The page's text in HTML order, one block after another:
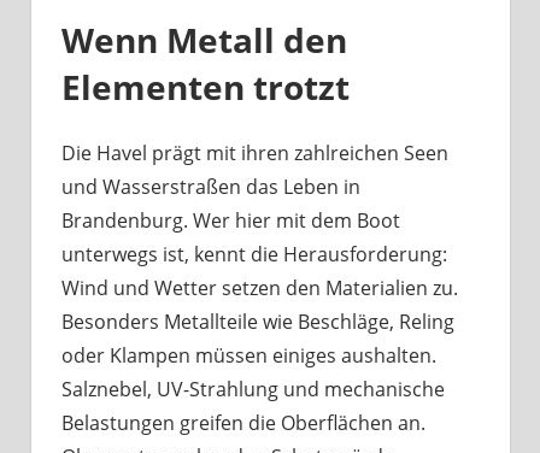
mit
tun?
Wenn Metall den
Elementen trotzt
Die Havel prägt mit ihren zahlreichen Seen
und Wasserstraßen das Leben in
Brandenburg. Wer hier mit dem Boot
unterwegs ist, kennt die Herausforderung:
Wind und Wetter setzen den Materialien zu.
Besonders Metallteile wie Beschläge, Reling
oder Klampen müssen einiges aushalten.
Salznebel, UV-Strahlung und mechanische
Belastungen greifen die Oberflächen an.